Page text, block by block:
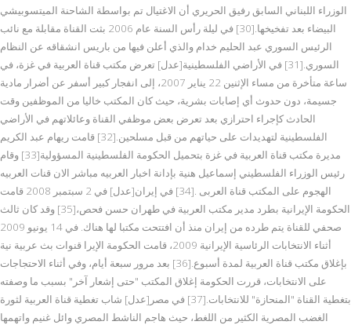
الوزراء اللبناني السابق رفيق الحريري أن الاغتيال تم بواسطة الشاحنة الميتسوبيشي
البيضاء بعد تفخيخها.[30] في ليلة رأس السنة عام 2006 بثت القناة مقابلة مع نائب
الرئيس السوري عبد الحليم خدام والذي أعلن فيها من باريس انشقاقه عن النظام
السوري.[31] في الأراضي الفلسطينية[عدل] تعرض مكتب قناة العربية في غزة، في
ساعة متأخرة من مساء الإثنين 22 يناير 2007، إلى انفجار كبير أسفر عن أضرار مادية
جسيمة، دون حدوث أي إصابات بشرية، حيث كان المكتب خاليا من الموظفين وقت
الحادث كإجراء احترازي بعد تعرض بعض موظفي القناة وعائلاتهم في الأراضي
الفلسطينية لتهديدات على حياتهم من قبل مسلحين.[32] قامت ريهام عبد الكريم
مديرة مكتب قناة العربية في غزة بتحميل الحكومة الفلسطينية المسؤولية[33] وقام
رئيس الوزراء الفلسطيني إسماعيل هنية بإدانة اخبار العربيه مباشر الان قنات العربيه
الهجوم على المكتب قناة العربى .[34] في إيران[عدل] في 2 سبتمبر 2008 قامت
الحكومة الإيرانية بطرد مدير مكتب العربية في طهران حسن فحص،[35] وقد كان ثالث
صحفي للقناة يتم طرده من إيران منذ أن افتتحت مكتبا لها هناك. في 14 يونيو 2009
أثناء الانتخابات الرئاسية الإيرانية 2009، قامت الحكومة الإيرا قنوات بث عربية نية
بإغلاق مكتب قناة العربية لمدة أسبوع.[36] بعد مرور سبعة أيام، وفي أثناء الاحتجاجات
على الانتخابات، قررت الحكومة إغلاق المكتب "حتى إشعار آخر" بسبب ما وصفته
بتغطية القناة "المنحازة" للانتخابات.[37] في مصر[عدل] شاب تغطية قناة العربية لثورة
الغضب المصرية الكثير من اللغط، حيث هاجم الناشط المصري وائل غنيم واتهمها